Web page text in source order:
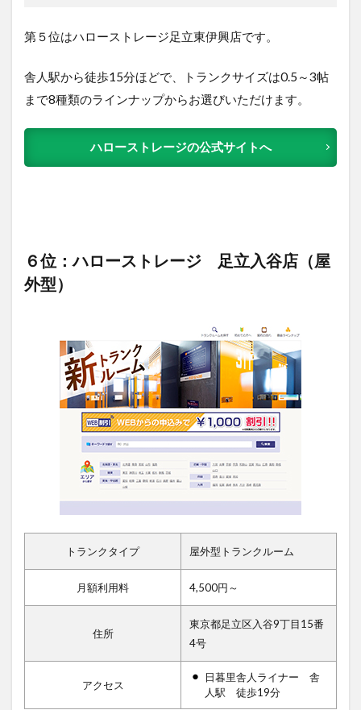
第５位はハローストレージ足立東伊興店です。
舎人駅から徒歩15分ほどで、トランクサイズは0.5～3帖
まで8種類のラインナップからお選びいただけます。
ハローストレージの公式サイトへ
６位：ハローストレージ 足立入谷店（屋
外型）
トランクタイプ 屋外型トランクルーム
月額利用料 4,500円～
住所
東京都足立区入谷9丁目15番
4号
アクセス
日暮里舎人ライナー 舎
人駅 徒歩19分